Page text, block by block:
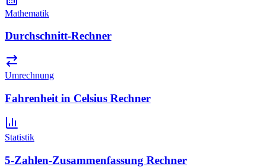
Mathematik
Durchschnitt-Rechner
Umrechnung
Fahrenheit in Celsius Rechner
Statistik
5-Zahlen-Zusammenfassung Rechner